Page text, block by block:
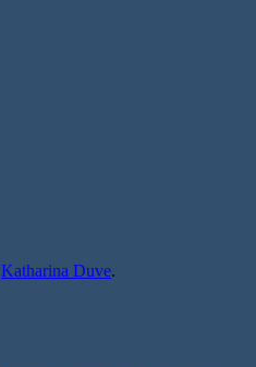
Katharina Duve.